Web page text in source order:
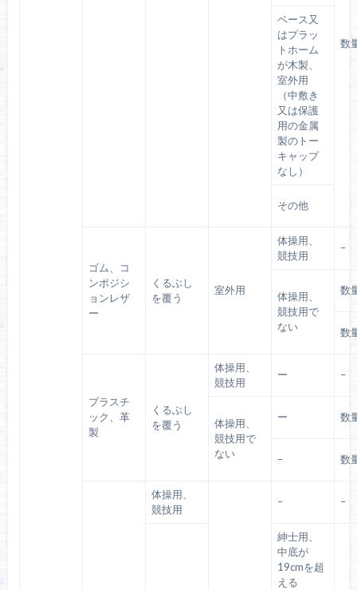
数
ベース又
はプラッ
トホーム
が木製、
室外用
（中敷き
又は保護
用の金属
製のトー
キャップ
なし）
その他
ゴム、コ
ンポジシ
ョンレザ
ー
くるぶし
を覆う
室外用
体操用、
競技用
–
体操用、
競技用で
ない
数
数
プラスチ
ック、革
製
くるぶし
を覆う
体操用、
競技用
ー –
体操用、
競技用で
ない
ー 数
– 数
体操用、
競技用
– –
紳士用、
中底が
19cmを超
える